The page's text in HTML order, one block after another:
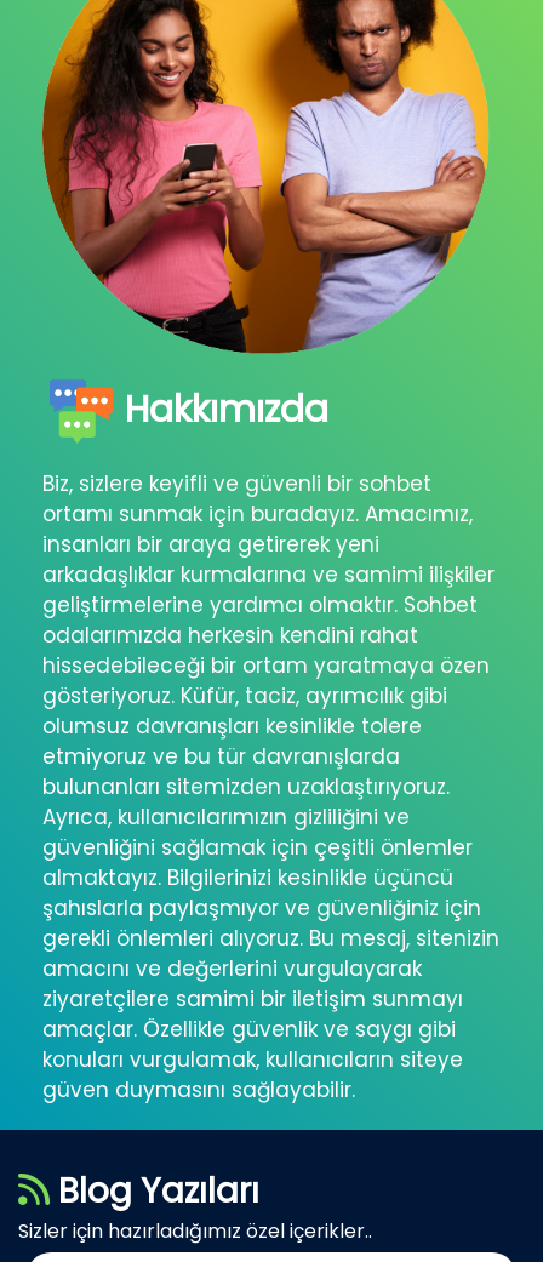
Hakkımızda
Biz, sizlere keyifli ve güvenli bir sohbet
ortamı sunmak için buradayız. Amacımız,
insanları bir araya getirerek yeni
arkadaşlıklar kurmalarına ve samimi ilişkiler
geliştirmelerine yardımcı olmaktır. Sohbet
odalarımızda herkesin kendini rahat
hissedebileceği bir ortam yaratmaya özen
gösteriyoruz. Küfür, taciz, ayrımcılık gibi
olumsuz davranışları kesinlikle tolere
etmiyoruz ve bu tür davranışlarda
bulunanları sitemizden uzaklaştırıyoruz.
Ayrıca, kullanıcılarımızın gizliliğini ve
güvenliğini sağlamak için çeşitli önlemler
almaktayız. Bilgilerinizi kesinlikle üçüncü
şahıslarla paylaşmıyor ve güvenliğiniz için
gerekli önlemleri alıyoruz. Bu mesaj, sitenizin
amacını ve değerlerini vurgulayarak
ziyaretçilere samimi bir iletişim sunmayı
amaçlar. Özellikle güvenlik ve saygı gibi
konuları vurgulamak, kullanıcıların siteye
güven duymasını sağlayabilir.
Blog Yazıları
Sizler için hazırladığımız özel içerikler..